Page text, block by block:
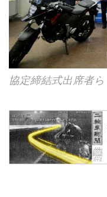
協定締結式出席者ら